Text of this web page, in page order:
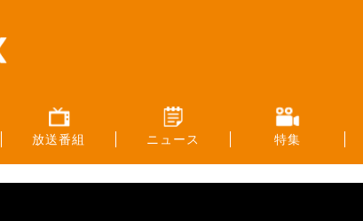
放送番組 ニュース 特集